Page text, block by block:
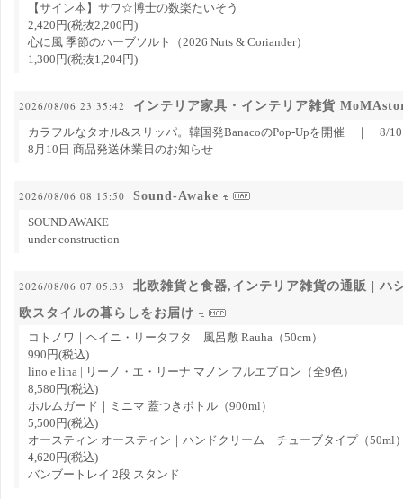
【サイン本】サワ☆博士の数楽たいそう
2,420円(税抜2,200円)
心に風 季節のハーブソルト（2026 Nuts & Coriander）
1,300円(税抜1,204円)
2026/08/06 23:35:42 インテリア家具・インテリア雑貨
カラフルなタオル&スリッパ。韓国発BanacoのPop-Upを開催 ｜ 8/
8月10日 商品発送休業日のお知らせ
2026/08/06 08:15:50 Sound-Awake
SOUND AWAKE
under construction
2026/08/06 07:05:33
北欧雑貨と食器,インテリア雑貨の通販 | ハ
欧スタイルの暮らしをお届け
コトノワ｜ヘイニ・リータフタ 風呂敷 Rauha（50cm）
990円(税込)
lino e lina | リーノ・エ・リーナ マノン フルエプロン（全9色）
8,580円(税込)
ホルムガード｜ミニマ 蓋つきボトル（900ml）
5,500円(税込)
オースティン オースティン｜ハンドクリーム チューブタイプ（50ml
4,620円(税込)
バンブートレイ 2段 スタンド